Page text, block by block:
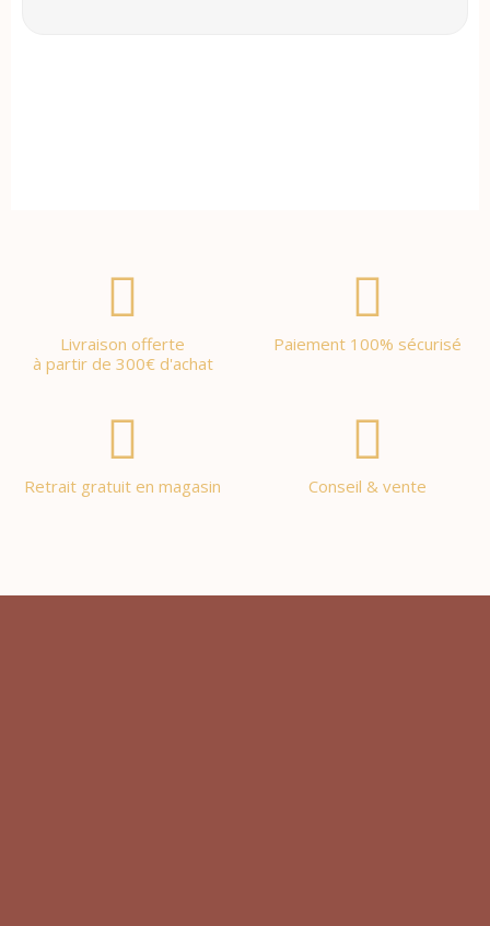
Livraison offerte
à partir de 300€ d'achat
Paiement 100% sécurisé
Retrait gratuit en magasin Conseil & vente